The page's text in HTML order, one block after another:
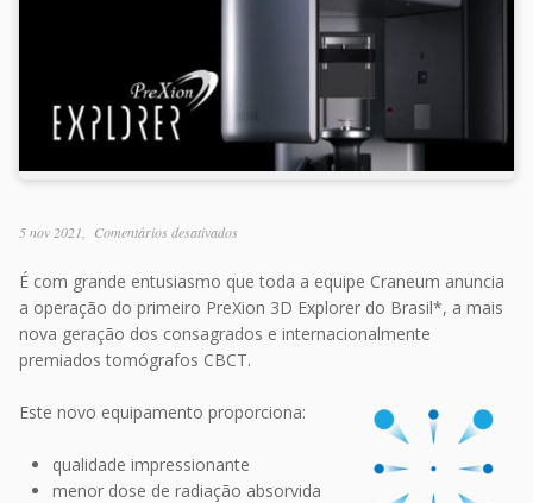
5 nov 2021 Comentários desativados
É com grande entusiasmo que toda a equipe Craneum anuncia
a operação do primeiro PreXion 3D Explorer do Brasil*, a mais
nova geração dos consagrados e internacionalmente
premiados tomógrafos CBCT.
Este novo equipamento proporciona:
qualidade impressionante
menor dose de radiação absorvida